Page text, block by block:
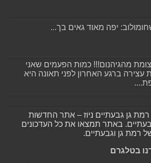
יפה מאוד גאים בך...
צומת מהגיהנום!!! כמות הפעמים שאני
עצירה ברגע האחרון לפני תאונה היא
גן גבעתיים ניוז – אתר החדשות
באתר תמצאו את כל העדכונים
רמת גן וגבעתיים.
בטלגרם